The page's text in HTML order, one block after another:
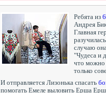
Ребята из
Андрея
Главная
случаю
"Чудеса и
что можно
только
И отправляется Лизонька спасать
помогать Емеле выловить Ерша